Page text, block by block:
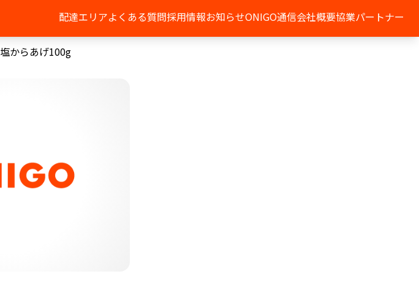
配達エリアよくある質問採用情報お知らせONIGO通信会社概要協業パートナー
塩からあげ100g